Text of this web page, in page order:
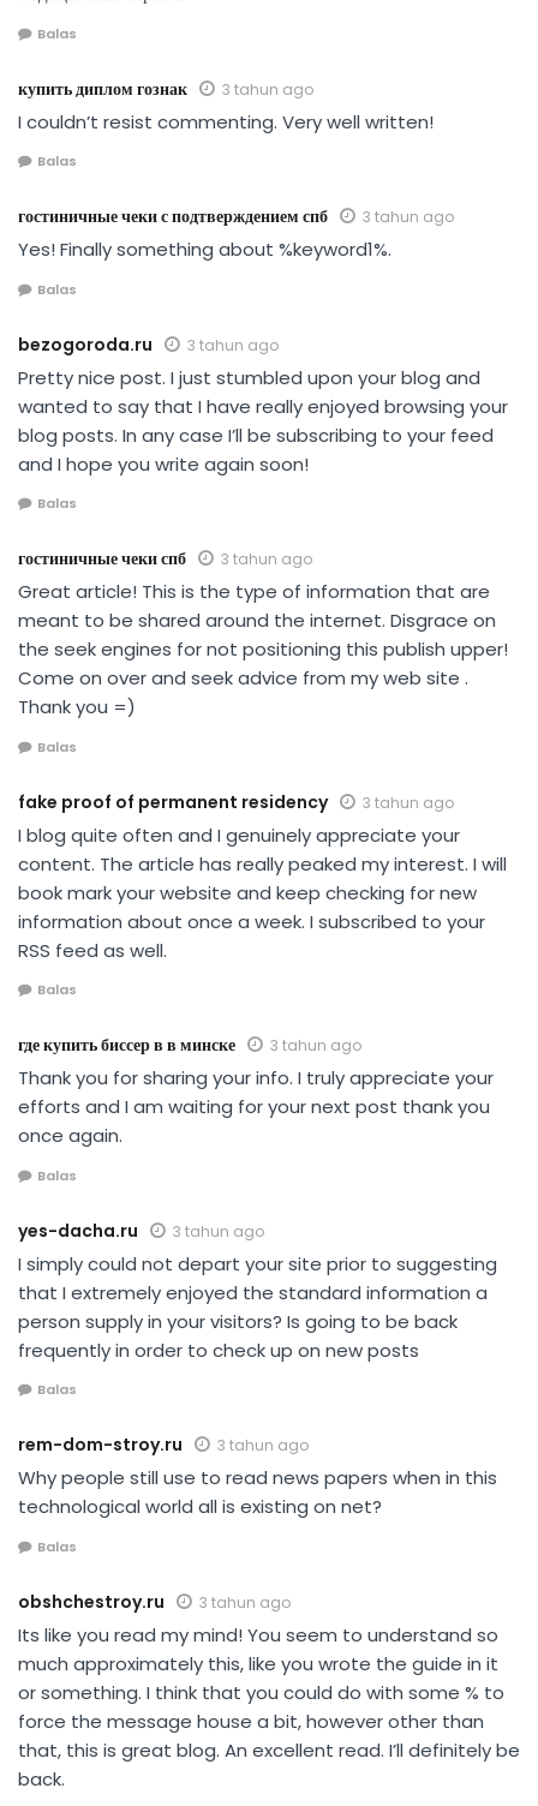
Balas
купить диплом гознак 3 tahun ago
I couldn’t resist commenting. Very well written!
Balas
гостиничные чеки с подтверждением спб 3 tahun ago
Yes! Finally something about %keyword1%.
Balas
bezogoroda.ru 3 tahun ago
Pretty nice post. I just stumbled upon your blog and
wanted to say that I have really enjoyed browsing your
blog posts. In any case I’ll be subscribing to your feed
and I hope you write again soon!
Balas
гостиничные чеки спб 3 tahun ago
Great article! This is the type of information that are
meant to be shared around the internet. Disgrace on
the seek engines for not positioning this publish upper!
Come on over and seek advice from my web site .
Thank you =)
Balas
fake proof of permanent residency 3 tahun ago
I blog quite often and I genuinely appreciate your
content. The article has really peaked my interest. I will
book mark your website and keep checking for new
information about once a week. I subscribed to your
RSS feed as well.
Balas
где купить биссер в в минске 3 tahun ago
Thank you for sharing your info. I truly appreciate your
efforts and I am waiting for your next post thank you
once again.
Balas
yes-dacha.ru 3 tahun ago
I simply could not depart your site prior to suggesting
that I extremely enjoyed the standard information a
person supply in your visitors? Is going to be back
frequently in order to check up on new posts
Balas
rem-dom-stroy.ru 3 tahun ago
Why people still use to read news papers when in this
technological world all is existing on net?
Balas
obshchestroy.ru 3 tahun ago
Its like you read my mind! You seem to understand so
much approximately this, like you wrote the guide in it
or something. I think that you could do with some % to
force the message house a bit, however other than
that, this is great blog. An excellent read. I’ll definitely be
back.